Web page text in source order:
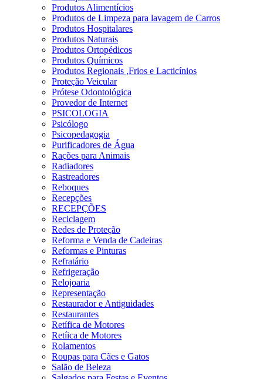
Produtos Alimentícios
Produtos de Limpeza para lavagem de Carros
Produtos Hospitalares
Produtos Naturais
Produtos Ortopédicos
Produtos Químicos
Produtos Regionais ,Frios e Lacticínios
Proteção Veicular
Prótese Odontológica
Provedor de Internet
PSICOLOGIA
Psicólogo
Psicopedagogia
Purificadores de Água
Rações para Animais
Radiadores
Rastreadores
Reboques
Recepções
RECEPÇÕES
Reciclagem
Redes de Proteção
Reforma e Venda de Cadeiras
Reformas e Pinturas
Refratário
Refrigeração
Relojoaria
Representação
Restaurador e Antiguidades
Restaurantes
Retífica de Motores
Retíica de Motores
Rolamentos
Roupas para Cães e Gatos
Salão de Beleza